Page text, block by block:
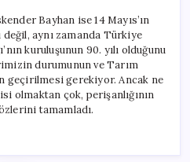
Bayhan ise 14 Mayıs’ın
aynı zamanda Türkiye
kuruluşunun 90. yılı olduğunu
durumunun ve Tarım
geçirilmesi gerekiyor. Ancak ne
olmaktan çok, perişanlığının
tamamladı.